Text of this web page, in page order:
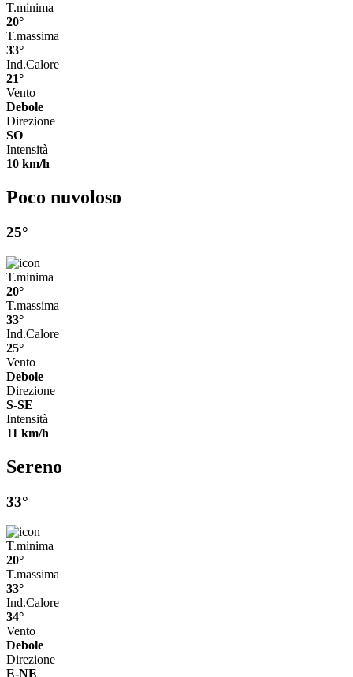
T.minima
20°
T.massima
33°
Ind.Calore
21°
Vento
Debole
Direzione
SO
Intensità
10 km/h
Poco nuvoloso
25°
T.minima
20°
T.massima
33°
Ind.Calore
25°
Vento
Debole
Direzione
S-SE
Intensità
11 km/h
Sereno
33°
T.minima
20°
T.massima
33°
Ind.Calore
34°
Vento
Debole
Direzione
E-NE